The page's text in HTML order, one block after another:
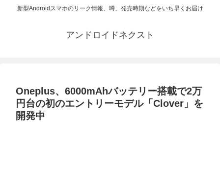
新型Androidスマホのリーク情報、噂、発売時期などをいち早くお届け
アンドロイドネクスト
Oneplus、6000mAhバッテリー搭載で2万
円台の初のエントリーモデル「Clover」を
開発中